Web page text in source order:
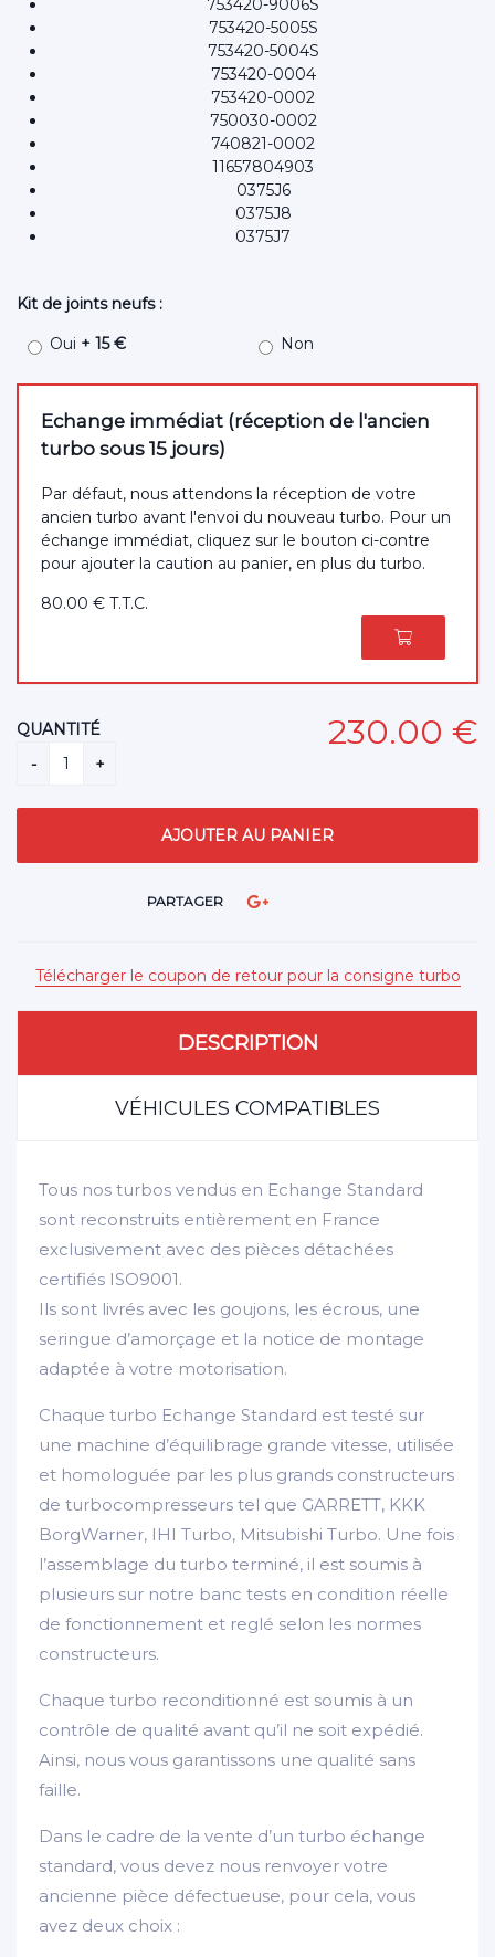
753420-9006S
753420-5005S
753420-5004S
753420-0004
753420-0002
750030-0002
740821-0002
11657804903
0375J6
0375J8
0375J7
Kit de joints neufs :
Oui + 15 € Non
Echange immédiat (réception de l'ancien
turbo sous 15 jours)
Par défaut, nous attendons la réception de votre
ancien turbo avant l'envoi du nouveau turbo. Pour un
échange immédiat, cliquez sur le bouton ci-contre
pour ajouter la caution au panier, en plus du turbo.
80.00 € T.T.C.
230.00 €
QUANTITÉ
PARTAGER
Télécharger le coupon de retour pour la consigne turbo
DESCRIPTION
VÉHICULES COMPATIBLES
Tous nos turbos vendus en Echange Standard
sont reconstruits entièrement en France
exclusivement avec des pièces détachées
certifiés ISO9001.
Ils sont livrés avec les goujons, les écrous, une
seringue d’amorçage et la notice de montage
adaptée à votre motorisation.
Chaque turbo Echange Standard est testé sur
une machine d’équilibrage grande vitesse, utilisée
et homologuée par les plus grands constructeurs
de turbocompresseurs tel que GARRETT, KKK
BorgWarner, IHI Turbo, Mitsubishi Turbo. Une fois
l’assemblage du turbo terminé, il est soumis à
plusieurs sur notre banc tests en condition réelle
de fonctionnement et reglé selon les normes
constructeurs.
Chaque turbo reconditionné est soumis à un
contrôle de qualité avant qu’il ne soit expédié.
Ainsi, nous vous garantissons une qualité sans
faille.
Dans le cadre de la vente d’un turbo échange
standard, vous devez nous renvoyer votre
ancienne pièce défectueuse, pour cela, vous
avez deux choix :